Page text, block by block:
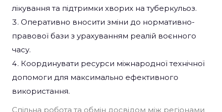
лікування та підтримки хворих на туберкульоз.​
Оперативно вносити зміни до нормативно-
правової бази з урахуванням реалій воєнного
часу.​
Координувати ресурси міжнародної технічної
допомоги для максимально ефективного
використання.​
Спільна робота та обмін досвідом між регіонами